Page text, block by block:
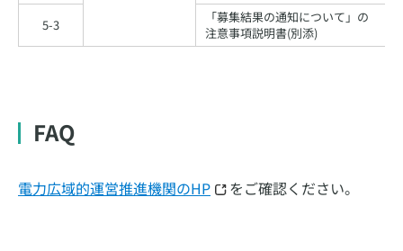
5-3
「募集結果の通知について」の
注意事項説明書(別添)
FAQ
電力広域的運営推進機関のHP をご確認ください。